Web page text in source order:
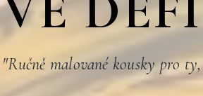
"Ručně malované kousky pro